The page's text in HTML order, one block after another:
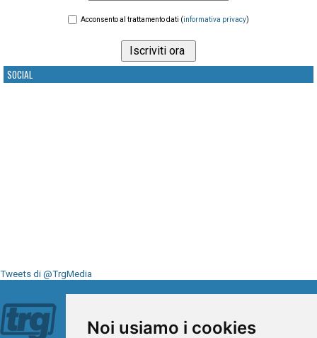
Noi usiamo i cookies
Acconsento al trattamento dati (informativa privacy)
SOCIAL
Tweets di @TrgMedia
Seguici su